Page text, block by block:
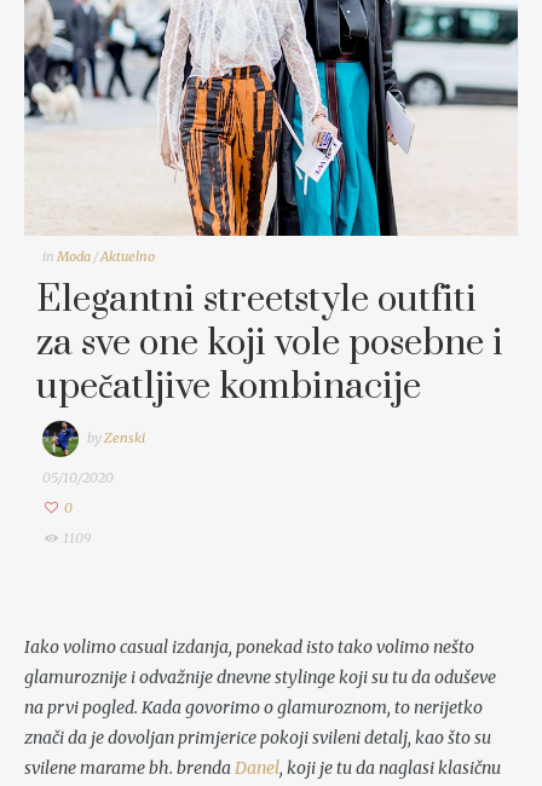
in Moda/Aktuelno
Elegantni streetstyle outfiti
za sve one koji vole posebne i
upečatljive kombinacije
byZenski
05/10/2020
0
1109
Iako volimo casual izdanja, ponekad isto tako volimo nešto
glamuroznije i odvažnije dnevne stylinge koji su tu da oduševe
na prvi pogled. Kada govorimo o glamuroznom, to nerijetko
znači da je dovoljan primjerice pokoji svileni detalj, kao što su
svilene marame bh. brendaDanel, koji je tu da naglasi klasičnu